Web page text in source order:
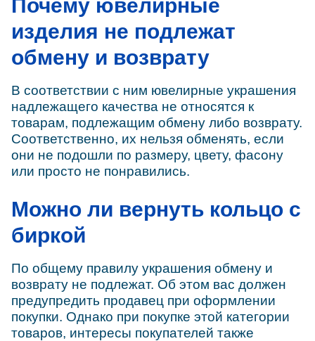
Почему ювелирные
изделия не подлежат
обмену и возврату
В соответствии с ним ювелирные украшения
надлежащего качества не относятся к
товарам, подлежащим обмену либо возврату.
Соответственно, их нельзя обменять, если
они не подошли по размеру, цвету, фасону
или просто не понравились.
Можно ли вернуть кольцо с
биркой
По общему правилу украшения обмену и
возврату не подлежат. Об этом вас должен
предупредить продавец при оформлении
покупки. Однако при покупке этой категории
товаров, интересы покупателей также